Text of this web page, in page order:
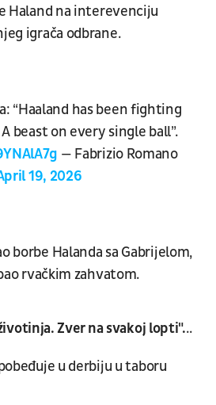
Haland na interevenciju
igrača odbrane.
“Haaland has been fighting
beast on every single ball”.
— Fabrizio Romano
19, 2026
borbe Halanda sa Gabrijelom,
rvačkim zahvatom.
Zver na svakoj lopti"...
u derbiju u taboru